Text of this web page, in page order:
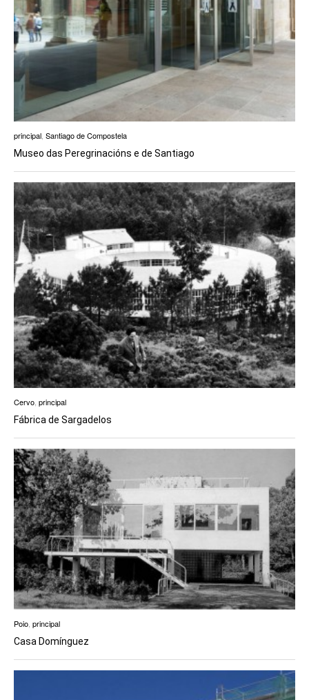
principal Santiago de Compostela
Museo das Peregrinacións e de Santiago
Cervo principal
Fábrica de Sargadelos
Poio, principal
Casa Domínguez